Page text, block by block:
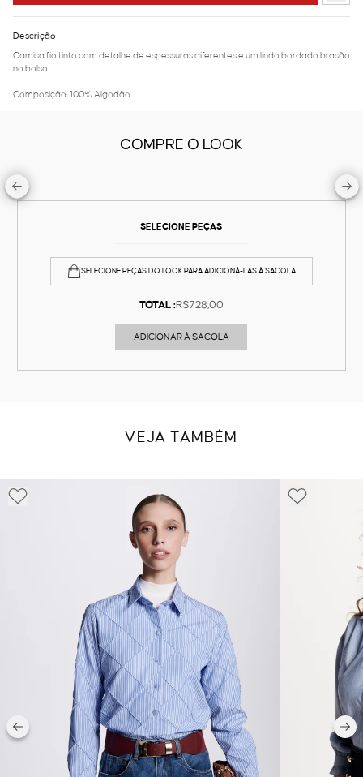
Descrição
Camisa fio tinto com detalhe de espessuras diferentes e um lindo bordado brasão
no bolso.
Composição: 100% Algodão
COMPRE O LOOK
SELECIONE PEÇAS
SELECIONE PEÇAS DO LOOK PARA ADICIONÁ-LAS À SACOLA
TOTAL :R$728,00
ADICIONAR À SACOLA
VEJA TAMBÉM